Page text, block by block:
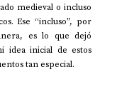
medieval o incluso
Ese “incluso”, por
es lo que dejó
idea inicial de estos
tan especial.